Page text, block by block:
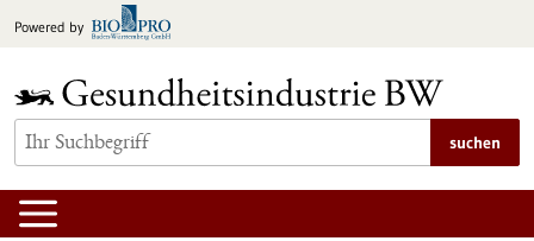
Inhalt
Powered by
suchen